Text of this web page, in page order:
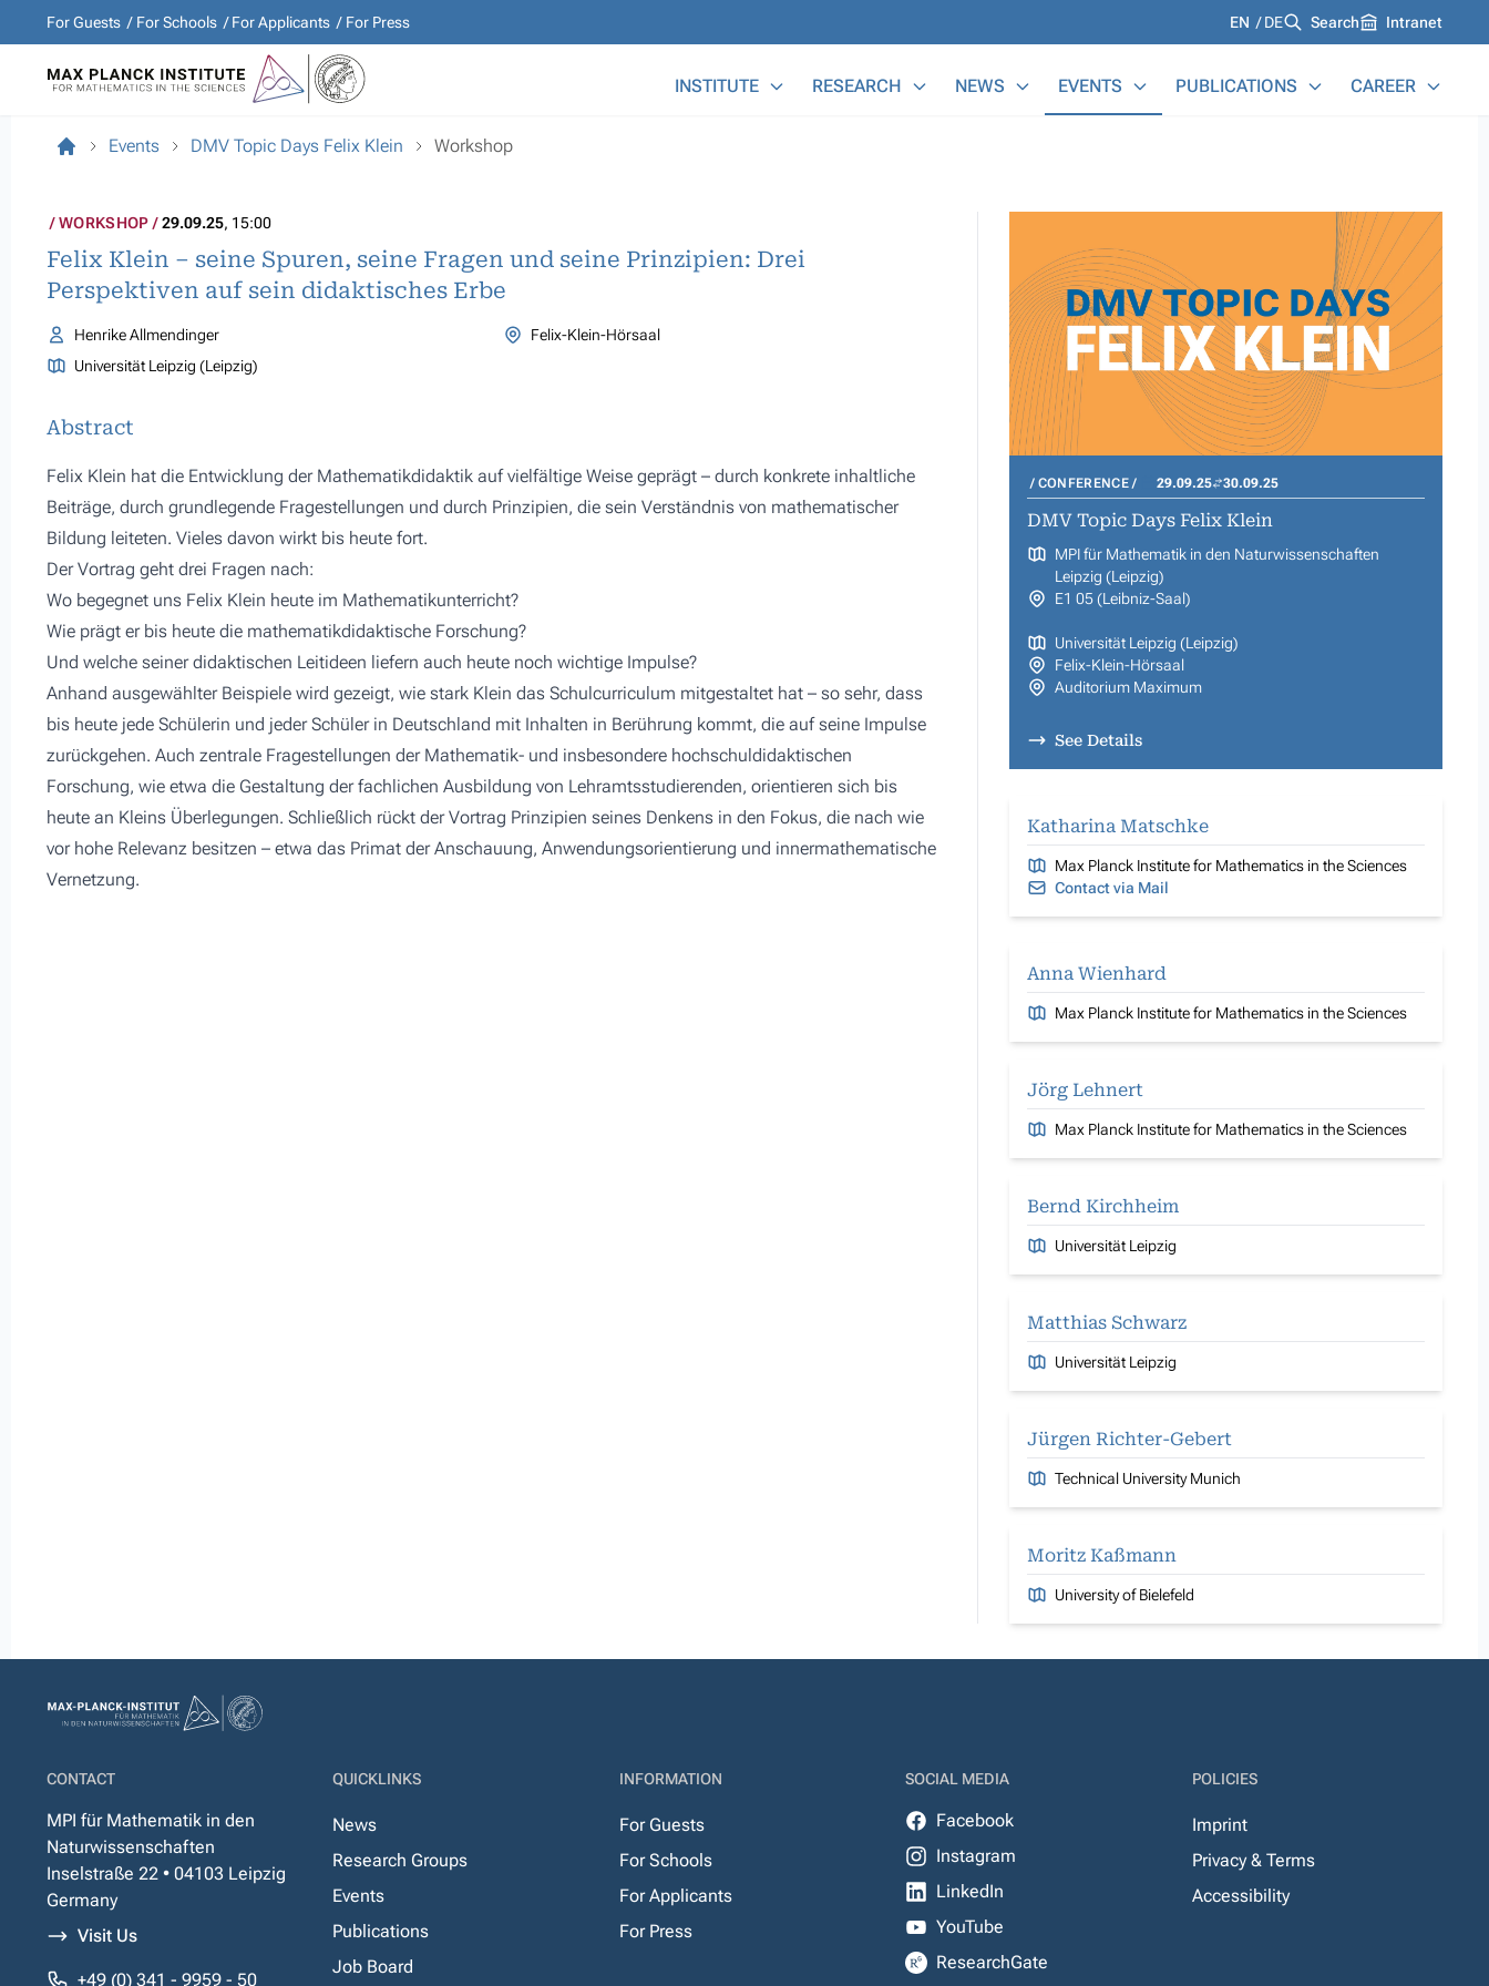
For Guests For Schools For Applicants For Press Languages
EN DE Search Intranet
INSTITUTE RESEARCH NEWS EVENTS PUBLICATIONS CAREER
Events DMV Topic Days Felix Klein Workshop
WORKSHOP 29.09.25, 15:00
Felix Klein – seine Spuren, seine Fragen und seine Prinzipien: Drei
Perspektiven auf sein didaktisches Erbe
Henrike Allmendinger
Felix-Klein-Hörsaal
Universität Leipzig (Leipzig)
Abstract
Felix Klein hat die Entwicklung der Mathematikdidaktik auf vielfältige Weise geprägt – durch konkrete inhaltliche
Beiträge, durch grundlegende Fragestellungen und durch Prinzipien, die sein Verständnis von mathematischer
Bildung leiteten. Vieles davon wirkt bis heute fort.
Der Vortrag geht drei Fragen nach:
Wo begegnet uns Felix Klein heute im Mathematikunterricht?
Wie prägt er bis heute die mathematikdidaktische Forschung?
Und welche seiner didaktischen Leitideen liefern auch heute noch wichtige Impulse?
Anhand ausgewählter Beispiele wird gezeigt, wie stark Klein das Schulcurriculum mitgestaltet hat – so sehr, dass
bis heute jede Schülerin und jeder Schüler in Deutschland mit Inhalten in Berührung kommt, die auf seine Impulse
zurückgehen. Auch zentrale Fragestellungen der Mathematik- und insbesondere hochschuldidaktischen
Forschung, wie etwa die Gestaltung der fachlichen Ausbildung von Lehramtsstudierenden, orientieren sich bis
heute an Kleins Überlegungen. Schließlich rückt der Vortrag Prinzipien seines Denkens in den Fokus, die nach wie
vor hohe Relevanz besitzen – etwa das Primat der Anschauung, Anwendungsorientierung und innermathematische
Vernetzung.
CONFERENCE 29.09.25 30.09.25
DMV Topic Days Felix Klein
MPI für Mathematik in den Naturwissenschaften
Leipzig (Leipzig)
E1 05 (Leibniz-Saal)
Universität Leipzig (Leipzig)
Felix-Klein-Hörsaal
Auditorium Maximum
See Details
Katharina Matschke
Max Planck Institute for Mathematics in the Sciences
Contact via Mail
Anna Wienhard
Max Planck Institute for Mathematics in the Sciences
Jörg Lehnert
Max Planck Institute for Mathematics in the Sciences
Bernd Kirchheim
Universität Leipzig
Matthias Schwarz
Universität Leipzig
Jürgen Richter-Gebert
Technical University Munich
Moritz Kaßmann
University of Bielefeld
CONTACT
MPI für Mathematik in den
Naturwissenschaften
Inselstraße 22 • 04103 Leipzig
Germany
Visit Us
+49 (0) 341 - 9959 - 50
QUICKLINKS
News
Research Groups
Events
Publications
Job Board
INFORMATION
For Guests
For Schools
For Applicants
For Press
SOCIAL MEDIA
Facebook
Instagram
LinkedIn
YouTube
ResearchGate
POLICIES
Imprint
Privacy & Terms
Accessibility